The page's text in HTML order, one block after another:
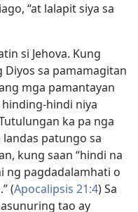
“at lalapit siya sa
si Jehova. Kung
sa pamamagitan
mga pamantayan
hindi niya
ka pa nga
patungo sa
kung saan “hindi na
ng pagdadalamhati o
(Apocalipsis 21:4) Sa
tao ay